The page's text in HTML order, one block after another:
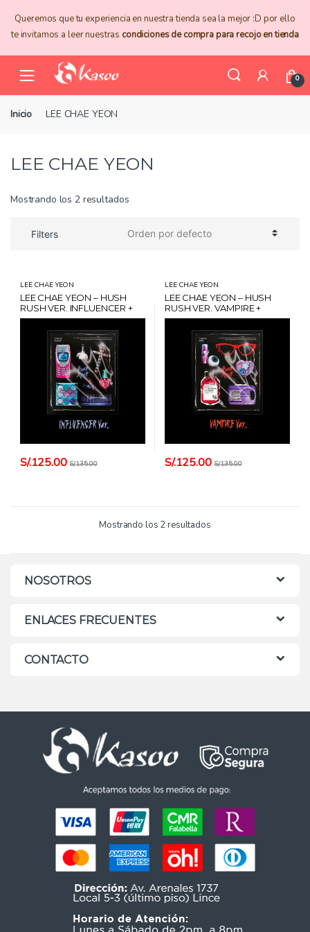
navigation
content
Queremos que tu experiencia en nuestra tienda sea la mejor :D por ello
te invitamos a leer nuestras condiciones de compra para recojo en tienda
0
Inicio LEE CHAE YEON
LEE CHAE YEON
Mostrando los 2 resultados
Filters
LEE CHAE YEON
LEE CHAE YEON – HUSH
RUSH VER. INFLUENCER +
POSTER + CARD HANTEO
S/.125.00 S/.135.00
LEE CHAE YEON
LEE CHAE YEON – HUSH
RUSH VER. VAMPIRE +
POSTER + CARD HANTEO
S/.125.00 S/.135.00
Mostrando los 2 resultados
NOSOTROS
ENLACES FRECUENTES
CONTACTO